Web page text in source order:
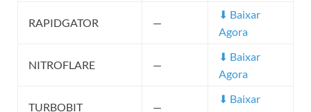
RAPIDGATOR —
⬇ Baixar
Agora
NITROFLARE —
⬇ Baixar
Agora
TURBOBIT —
⬇ Baixar